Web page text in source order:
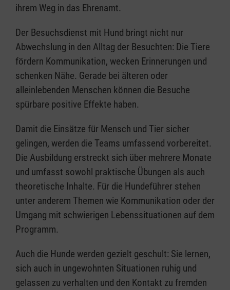
ihrem Weg in das Ehrenamt.
Der Besuchsdienst mit Hund bringt nicht nur
Abwechslung in den Alltag der Besuchten: Die Tiere
fördern Kommunikation, wecken Erinnerungen und
schenken Nähe. Gerade bei älteren oder
alleinlebenden Menschen können die Besuche
spürbare positive Effekte haben.
Damit die Einsätze für Mensch und Tier sicher
gelingen, werden die Teams umfassend vorbereitet.
Die Ausbildung erstreckt sich über mehrere Monate
und umfasst sowohl praktische Übungen als auch
theoretische Inhalte. Für die Hundeführer stehen
unter anderem Themen wie Kommunikation oder der
Umgang mit schwierigen Lebenssituationen auf dem
Programm.
Auch die Hunde werden gezielt geschult: Sie lernen,
sich auch in ungewohnten Situationen ruhig und
gelassen zu verhalten und den Kontakt zu fremden